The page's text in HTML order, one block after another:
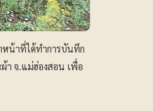
หน้าที่ได้ทำการบันทึก
า จ.แม่ฮ่องสอน เพื่อ